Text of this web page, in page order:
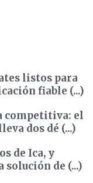
listos para
fiable (...)
competitiva: el
dos dé (...)
de Ica, y
de (...)